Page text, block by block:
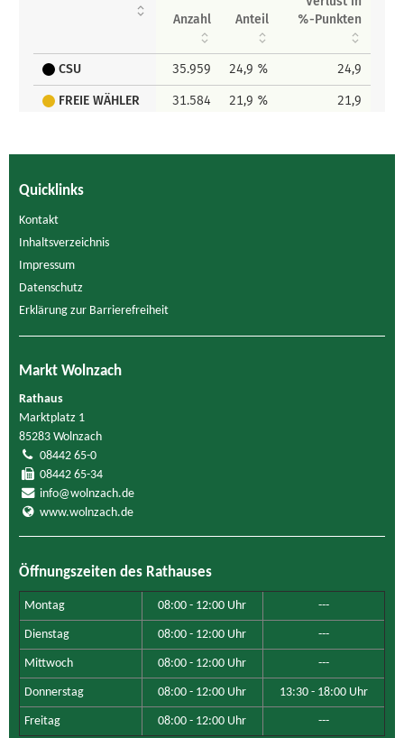
Quicklinks
Kontakt
Inhaltsverzeichnis
Impressum
Datenschutz
Erklärung zur Barrierefreiheit
Markt Wolnzach
Rathaus
Marktplatz 1
85283 Wolnzach
08442 65-0
08442 65-34
info@wolnzach.de
www.wolnzach.de
Öffnungszeiten des Rathauses
Montag 08:00 - 12:00 Uhr ---
Dienstag 08:00 - 12:00 Uhr ---
Mittwoch 08:00 - 12:00 Uhr ---
Donnerstag 08:00 - 12:00 Uhr 13:30 - 18:00 Uhr
Freitag 08:00 - 12:00 Uhr ---